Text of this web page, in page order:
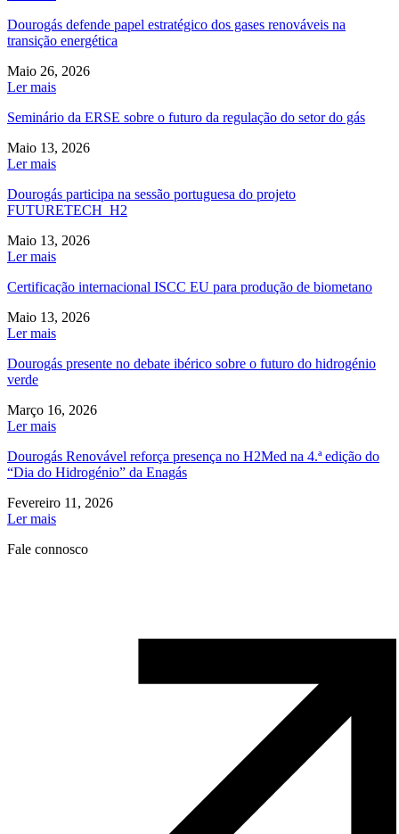
Dourogás defende papel estratégico dos gases renováveis na
transição energética
Maio 26, 2026
Ler mais
Seminário da ERSE sobre o futuro da regulação do setor do gás
Maio 13, 2026
Ler mais
Dourogás participa na sessão portuguesa do projeto
FUTURETECH_H2
Maio 13, 2026
Ler mais
Certificação internacional ISCC EU para produção de biometano
Maio 13, 2026
Ler mais
Dourogás presente no debate ibérico sobre o futuro do hidrogénio
verde
Março 16, 2026
Ler mais
Dourogás Renovável reforça presença no H2Med na 4.ª edição do
“Dia do Hidrogénio” da Enagás
Fevereiro 11, 2026
Ler mais
Fale connosco